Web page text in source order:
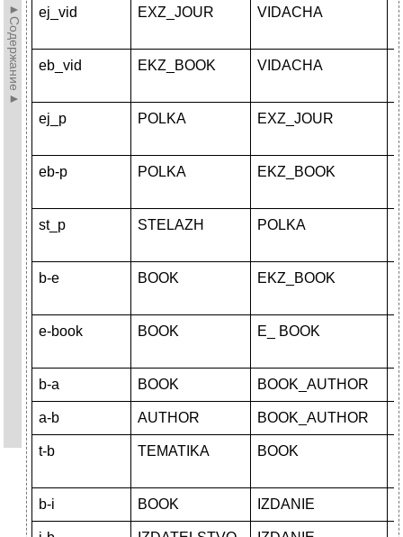
►Содержание► ej_vid EXZ_JOUR VIDACHA
eb_vid EKZ_BOOK VIDACHA
ej_p POLKA EXZ_JOUR
eb-p POLKA EKZ_BOOK
st_p STELAZH POLKA
b-e BOOK EKZ_BOOK
e-book BOOK E_ BOOK
b-a BOOK BOOK_AUTHOR
a-b AUTHOR BOOK_AUTHOR
t-b TEMATIKA BOOK
b-i BOOK IZDANIE